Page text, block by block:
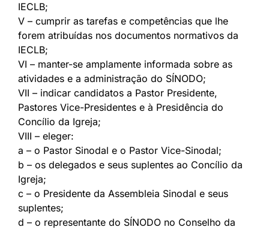
IECLB;
V – cumprir as tarefas e competências que lhe
forem atribuídas nos documentos normativos da
IECLB;
VI – manter-se amplamente informada sobre as
atividades e a administração do SÍNODO;
VII – indicar candidatos a Pastor Presidente,
Pastores Vice-Presidentes e à Presidência do
Concílio da Igreja;
VIII – eleger:
a – o Pastor Sinodal e o Pastor Vice-Sinodal;
b – os delegados e seus suplentes ao Concílio da
Igreja;
c – o Presidente da Assembleia Sinodal e seus
suplentes;
d – o representante do SÍNODO no Conselho da